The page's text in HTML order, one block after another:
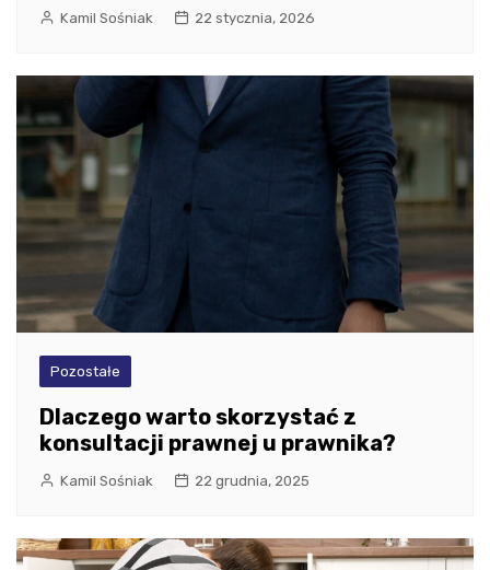
Kamil Sośniak 22 stycznia, 2026
Pozostałe
Dlaczego warto skorzystać z
konsultacji prawnej u prawnika?
Kamil Sośniak 22 grudnia, 2025